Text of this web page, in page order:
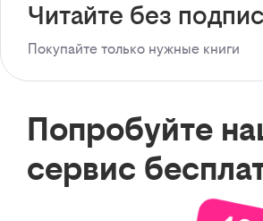
Читайте без
Покупайте только нужные книги
Попробуйте
сервис